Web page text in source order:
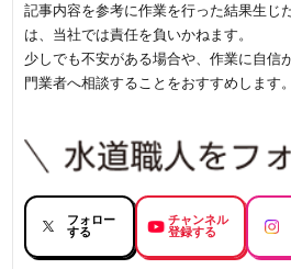
記事内容を参考に作業を行った結果生じ
は、当社では責任を負いかねます。
少しでも不安がある場合や、作業に自信
門業者へ相談することをおすすめします。
フォロー
する
チャンネル
登録する